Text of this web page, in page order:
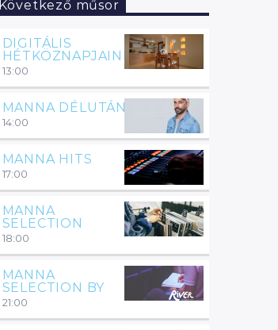
Következő műsor
DIGITÁLIS
HÉTKÖZNAPJAINK
13:00
MANNA DÉLUTÁN
14:00
MANNA HITS
17:00
MANNA
SELECTION
18:00
MANNA
SELECTION BY
21:00